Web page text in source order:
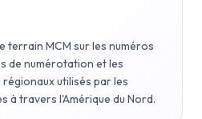
terrain MCM sur les numéros
de numérotation et les
utilisés par les
à travers l'Amérique du Nord.